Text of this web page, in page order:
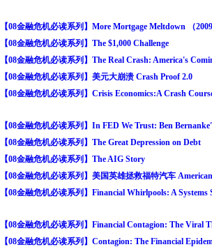
【08金融危机必读系列】More Mortgage Meltdown （2009
【08金融危机必读系列】The $1,000 Challenge
【08金融危机必读系列】The Real Crash: America's
【08金融危机必读系列】美元大崩溃 Crash Proof 2.0
【08金融危机必读系列】Crisis Economics:A Crash
【08金融危机必读系列】In FED We Trust: Ben
【08金融危机必读系列】The Great Depression on Debt
【08金融危机必读系列】The AIG Story
【08金融危机必读系列】美国英雄拯救福特汽车
【08金融危机必读系列】Financial Whirlpools: A
【08金融危机必读系列】Financial Contagion: The Viral
【08金融危机必读系列】Contagion: The Financial